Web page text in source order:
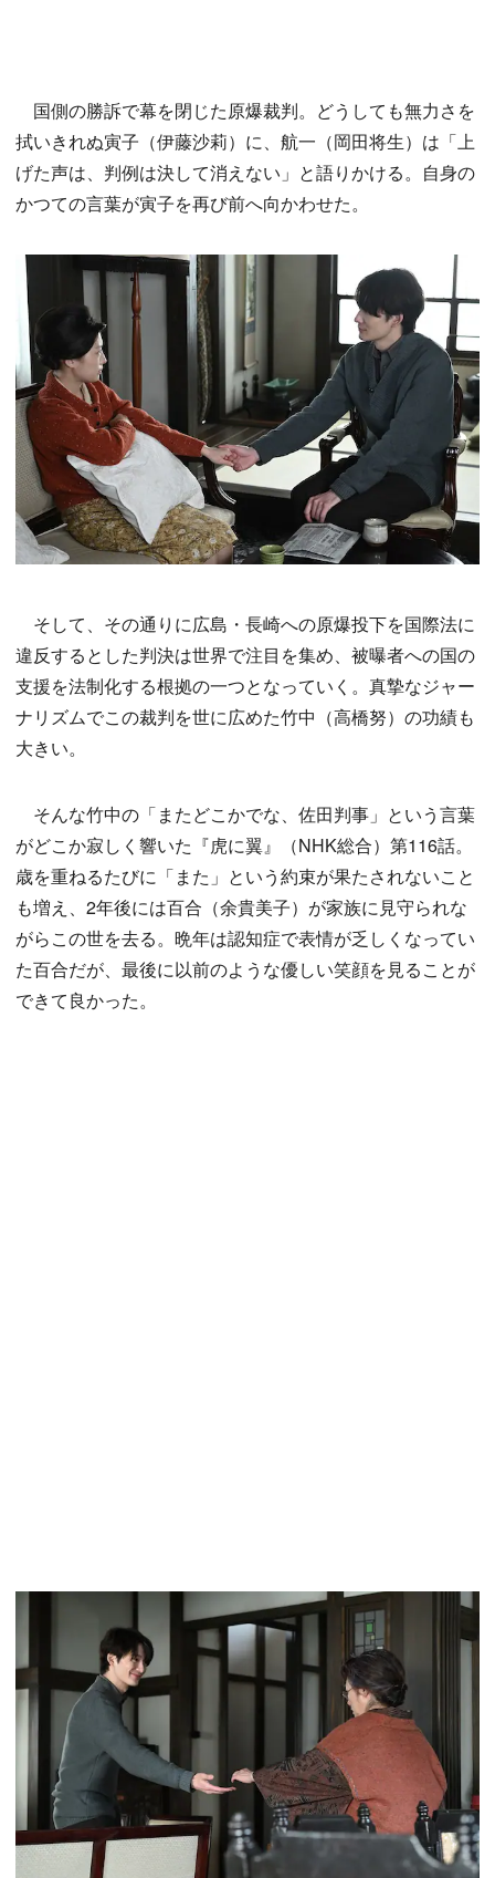
国側の勝訴で幕を閉じた原爆裁判。どうしても無力さを
拭いきれぬ寅子（伊藤沙莉）に、航一（岡田将生）は「上
げた声は、判例は決して消えない」と語りかける。自身の
かつての言葉が寅子を再び前へ向かわせた。
そして、その通りに広島・長崎への原爆投下を国際法に
違反するとした判決は世界で注目を集め、被曝者への国の
支援を法制化する根拠の一つとなっていく。真摯なジャー
ナリズムでこの裁判を世に広めた竹中（高橋努）の功績も
大きい。
そんな竹中の「またどこかでな、佐田判事」という言葉
がどこか寂しく響いた『虎に翼』（NHK総合）第116話。
歳を重ねるたびに「また」という約束が果たされないこと
も増え、2年後には百合（余貴美子）が家族に見守られな
がらこの世を去る。晩年は認知症で表情が乏しくなってい
た百合だが、最後に以前のような優しい笑顔を見ることが
できて良かった。